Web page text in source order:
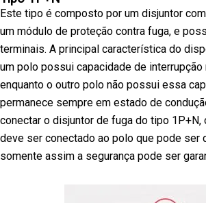
Este tipo é composto por um disjuntor
um módulo de proteção contra fuga, e
terminais. A principal característica do
um polo possui capacidade de interrupção
enquanto o outro polo não possui essa
permanece sempre em estado de
conectar o disjuntor de fuga do tipo
deve ser conectado ao polo que pode ser
somente assim a segurança pode ser